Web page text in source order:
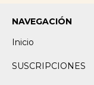
NAVEGACIÓN
Inicio
SUSCRIPCIONES